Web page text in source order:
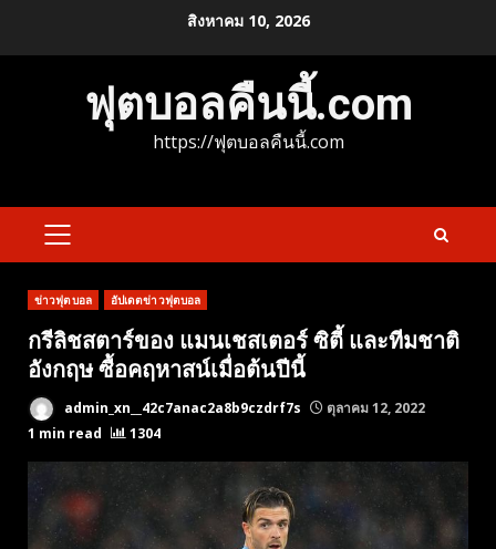
สิงหาคม 10, 2026
ฟุตบอลคืนนี้.com
https://ฟุตบอลคืนนี้.com
PRIMARY
ข่าวฟุตบอล อัปเดตข่าวฟุตบอล
กรีลิชสตาร์ของ แมนเชสเตอร์ ซิตี้ และทีมชาติ
อังกฤษ ซื้อคฤหาสน์เมื่อต้นปีนี้
admin_xn__42c7anac2a8b9czdrf7s
ตุลาคม 12, 2022
1 min read
1304